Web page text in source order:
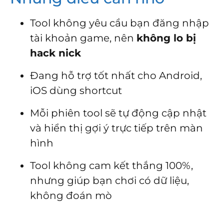
Tool không yêu cầu bạn đăng nhập
tài khoản game, nên không lo bị
hack nick
Đang hỗ trợ tốt nhất cho Android,
iOS dùng shortcut
Mỗi phiên tool sẽ tự động cập nhật
và hiển thị gợi ý trực tiếp trên màn
hình
Tool không cam kết thắng 100%,
nhưng giúp bạn chơi có dữ liệu,
không đoán mò